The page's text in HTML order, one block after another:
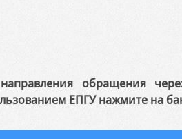
обращения
ЕПГУ нажмите на